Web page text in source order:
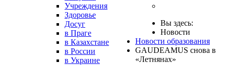
Учреждения
Здоровье
Досуг
в Праге
в Казахстане
в России
в Украине
Вы здесь:
Новости
Новости образования
GAUDEAMUS снова в
«Летнянах»